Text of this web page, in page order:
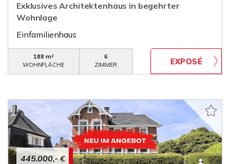
Exklusives Architektenhaus in begehrter
Wohnlage
Einfamilienhaus
188 m²
WOHNFLÄCHE
6
ZIMMER
445.000,- €